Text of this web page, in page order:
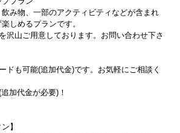
み物、一部のアクティビティなどが含まれ
しめるプランです。
沢山ご用意しております。お問い合わせ下さ
ドも可能(追加代金)です。お気軽にご相談く
加代金が必要)！
】